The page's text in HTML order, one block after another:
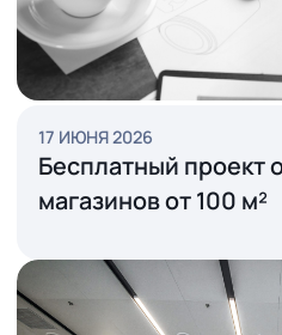
17 ИЮНЯ 2026
магазинов от 100 м²